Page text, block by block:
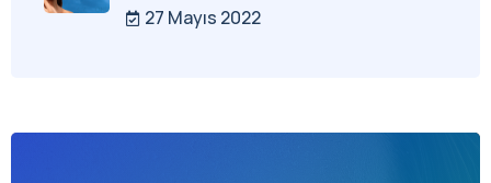
27 Mayıs 2022